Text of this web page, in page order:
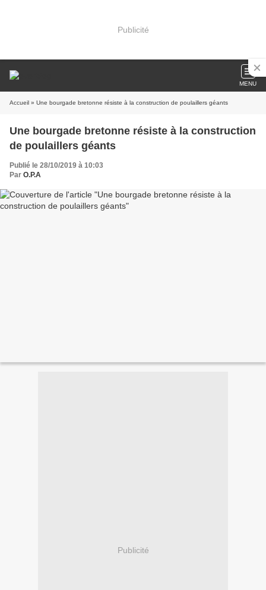
Publicité
MENU
Accueil » Une bourgade bretonne résiste à la construction de poulaillers géants
Une bourgade bretonne résiste à la construction
de poulaillers géants
Publié le 28/10/2019 à 10:03
Par O.P.A
Publicité